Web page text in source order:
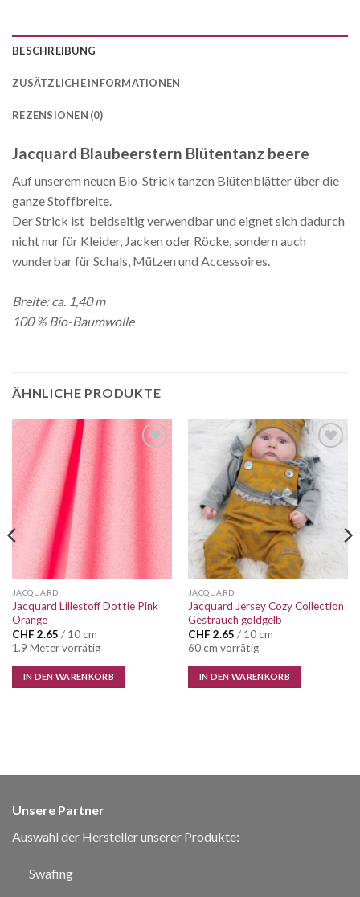
BESCHREIBUNG
ZUSÄTZLICHE INFORMATIONEN
REZENSIONEN (0)
Jacquard Blaubeerstern Blütentanz beere
Auf unserem neuen Bio-Strick tanzen Blütenblätter über die
ganze Stoffbreite.
Der Strick ist beidseitig verwendbar und eignet sich dadurch
nicht nur für Kleider, Jacken oder Röcke, sondern auch
wunderbar für Schals, Mützen und Accessoires.
Breite: ca. 1,40 m
100 % Bio-Baumwolle
ÄHNLICHE PRODUKTE
JACQUARD
Jacquard Lillestoff Dottie Pink
Orange
CHF 2.65 / 10 cm
1.9 Meter vorrätig
IN DEN WARENKORB
Auf die
Wunschliste
JACQUARD
Jacquard Jersey Cozy Collection
Gesträuch goldgelb
CHF 2.65 / 10 cm
60 cm vorrätig
IN DEN WARENKORB
Unsere Partner
Auswahl der Hersteller unserer Produkte:
Swafing